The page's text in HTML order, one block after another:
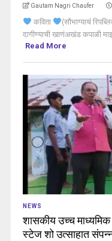
Gautam Nagri Chaufer
कविता
(सौभाग्याचं
दागीण्याची खाणंअखंड कपाळी
Read More
NEWS
शासकीय उच्च
स्टेज शो उत्साहात